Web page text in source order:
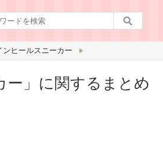
ンヒールスニーカー
ー」に関するまとめ